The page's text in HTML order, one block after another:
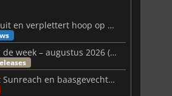
Steam Frame-prijs lekt uit en verplettert hoop op betaalbare VR
Niuwe Videogames van de week – augustus 2026 (week 32)
Palworld-update maakt Sunreach en baasgevechten stabieler